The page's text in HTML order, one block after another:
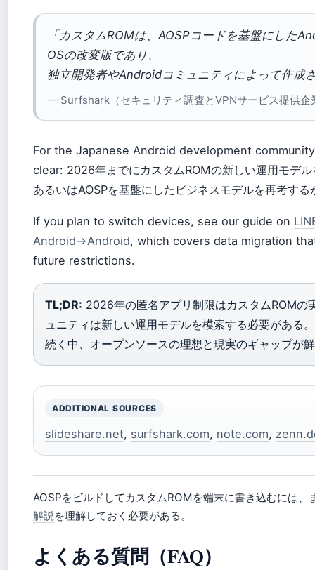
「カスタムROMは、AOSPコードを基盤にした
OSの改変版であり、
独立開発者やAndroidコミュニティによって作成
— Surfshark（セキュリティ調査とVPNサービス提供企
For the Japanese Android development
clear: 2026年までにカスタムROMの新しい運用モデル
あるいはAOSPを基盤にしたビジネスモデルを再考す
If you plan to switch devices, see our guide on
Android→Android, which covers data migration
future restrictions.
TL;DR: 2026年の匿名アプリ制限はカスタムROMの
ュニティは新しい運用モデルを模索する必要がある
続く中、オープンソースの理想と現実のギャップが
ADDITIONAL SOURCES
slideshare.net, surfshark.com, note.com,
AOSPをビルドしてカスタムROMを端末に書き込むには、
解説を理解しておく必要がある。
よくある質問（FAQ）